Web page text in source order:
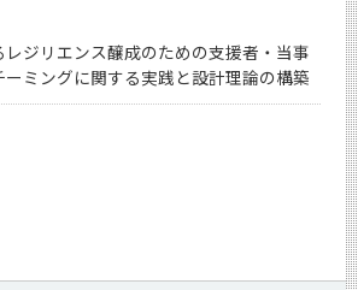
ジリエンス醸成のための支援者・当事
ミングに関する実践と設計理論の構築
サイト構成